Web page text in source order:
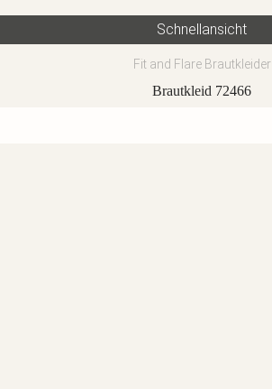
Schnellansicht
Fit and Flare Brautkleider
Brautkleid 72466